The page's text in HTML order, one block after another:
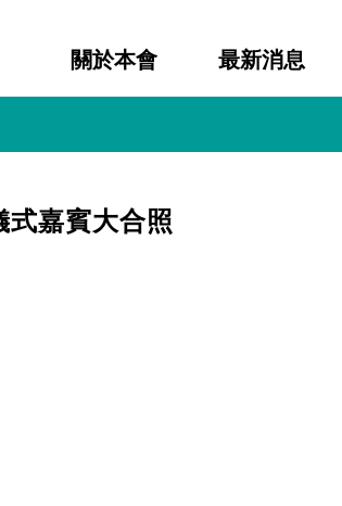
關於本會 最新消息
式嘉賓大合照